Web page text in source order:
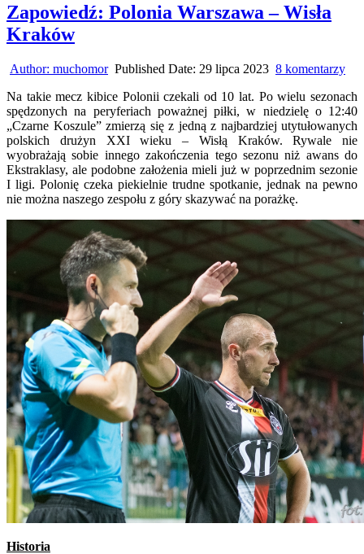
Zapowiedź: Polonia Warszawa – Wisła
Kraków
Author: muchomor Published Date: 29 lipca 2023 8 komentarzydo
–
Na takie mecz kibice Polonii czekali od 10 lat. Po wielu sezonach
spędzonych na peryferiach poważnej piłki, w niedzielę o 12:40
„Czarne Koszule” zmierzą się z jedną z najbardziej utytułowanych
polskich drużyn XXI wieku – Wisłą Kraków. Rywale nie
wyobrażają sobie innego zakończenia tego sezonu niż awans do
Ekstraklasy, ale podobne założenia mieli już w poprzednim sezonie
I ligi. Polonię czeka piekielnie trudne spotkanie, jednak na pewno
nie można naszego zespołu z góry skazywać na porażkę.
Historia